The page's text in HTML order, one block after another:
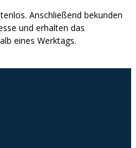
Anschließend bekunden
und erhalten das
eines Werktags.